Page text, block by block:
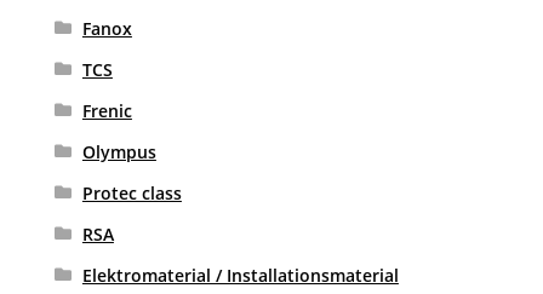
Fanox
TCS
Frenic
Olympus
Protec class
RSA
Elektromaterial / Installationsmaterial